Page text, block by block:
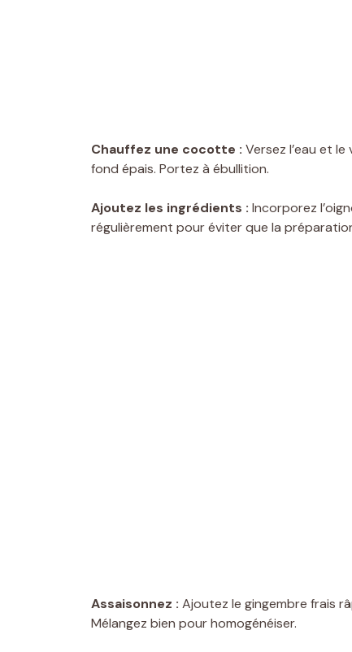
Chauffez une cocotte : Versez l’eau et
fond épais. Portez à ébullition.
Ajoutez les ingrédients : Incorporez
régulièrement pour éviter que la
Assaisonnez : Ajoutez le gingembre frais
Mélangez bien pour homogénéiser.